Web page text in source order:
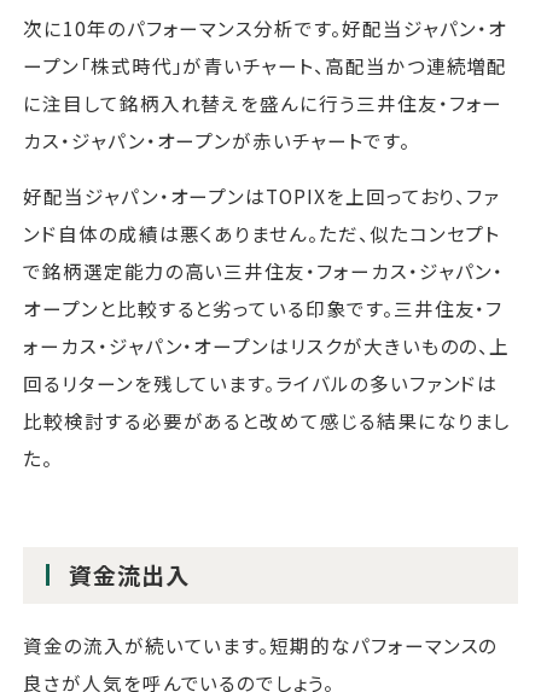
次に10年のパフォーマンス分析です。好配当ジャパン・オ
ープン「株式時代」が青いチャート、高配当かつ連続増配
に注目して銘柄入れ替えを盛んに行う三井住友・フォー
カス・ジャパン・オープンが赤いチャートです。
好配当ジャパン・オープンはTOPIXを上回っており、ファ
ンド自体の成績は悪くありません。ただ、似たコンセプト
で銘柄選定能力の高い三井住友・フォーカス・ジャパン・
オープンと比較すると劣っている印象です。三井住友・フ
ォーカス・ジャパン・オープンはリスクが大きいものの、上
回るリターンを残しています。ライバルの多いファンドは
比較検討する必要があると改めて感じる結果になりまし
た。
資金流出入
資金の流入が続いています。短期的なパフォーマンスの
良さが人気を呼んでいるのでしょう。